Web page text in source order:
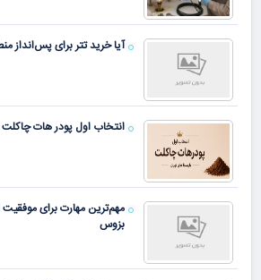
آیا خرید تتر برای پس‌انداز
انتخاب اول پودر هات چاکلت
مهم‌ترین مهارت برای
بزوس